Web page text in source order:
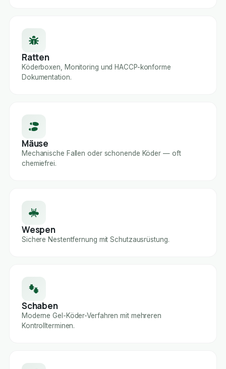
Ratten
Köderboxen, Monitoring und HACCP-konforme
Dokumentation.
Mäuse
Mechanische Fallen oder schonende Köder — oft
chemiefrei.
Wespen
Sichere Nestentfernung mit Schutzausrüstung.
Schaben
Moderne Gel-Köder-Verfahren mit mehreren
Kontrollterminen.